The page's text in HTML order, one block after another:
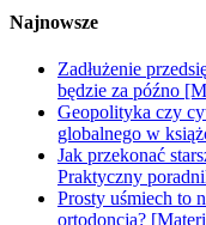
Najnowsze
Zadłużenie
będzie za późno
Geopolityka czy
globalnego w
Jak przekonać
Praktyczny
Prosty uśmiech to
ortodoncja?